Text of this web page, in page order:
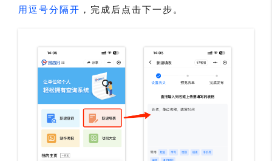
用逗号分隔开 ，完成后点击下一步。